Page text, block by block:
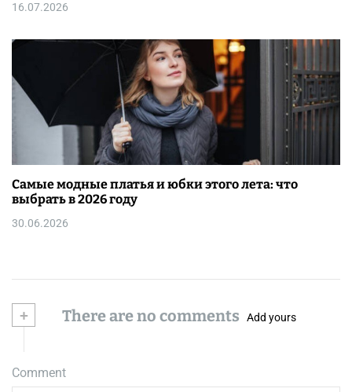
16.07.2026
Самые модные платья и юбки этого лета: что
выбрать в 2026 году
30.06.2026
+ There are no comments Add yours
Comment